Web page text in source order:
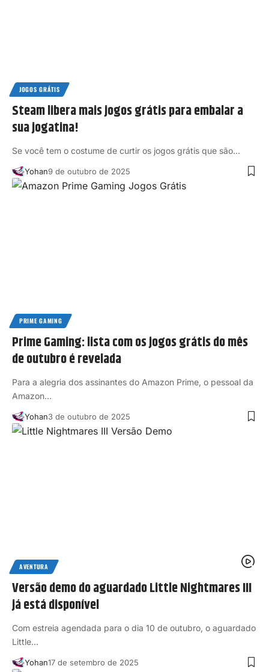
JOGOS GRÁTIS
Steam libera mais jogos grátis para embalar a
sua jogatina!
Se você tem o costume de curtir os jogos grátis que são…
Yohan9 de outubro de 2025
PRIME GAMING
Prime Gaming: lista com os jogos grátis do mês
de outubro é revelada
Para a alegria dos assinantes do Amazon Prime, o pessoal da
Amazon…
Yohan3 de outubro de 2025
AVENTURA
Versão demo do aguardado Little Nightmares III
já está disponível
Com estreia agendada para o dia 10 de outubro, o aguardado
Little…
Yohan17 de setembro de 2025